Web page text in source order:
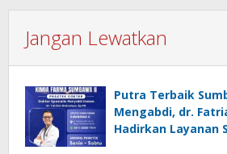
Jangan Lewatkan
Putra Terbaik
Mengabdi, dr.
Hadirkan Layanan